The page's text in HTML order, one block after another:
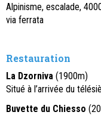
Alpinisme, escalade,
via ferrata
Restauration
La Dzorniva (1900m)
Situé à l’arrivée du
Buvette du Chiesso